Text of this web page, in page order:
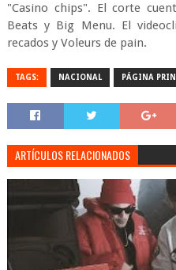
"Casino chips". El corte
Beats y Big Menu. El
recados y Voleurs de pain.
TAGS: NACIONAL PÁGINA
ARTÍCULOS RELACIONADOS